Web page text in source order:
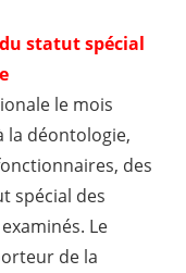
statut spécial
le mois
la déontologie,
des
spécial des
Le
de la